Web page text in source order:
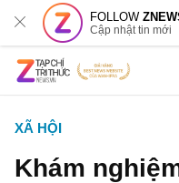
FOLLOW
Cập nhật tin mới
XÃ HỘI
Khám